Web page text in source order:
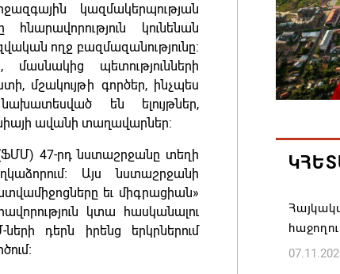
կազմակերպության
հնարավորություն կունենան
ողջ բազմազանությունը:
պետությունների
մշակույթի գործեր, ինչպես
են ելույթներ,
ավանի տաղավարներ:
(ՖՄՄ) 47-րդ նստաշրջանը տեղի
Այս նստաշրջանի
եւ միգրացիան»
կտա հասկանալու
դերն իրենց երկրներում
Երևանի
ԱՄՆ-ն
Ռուբիո